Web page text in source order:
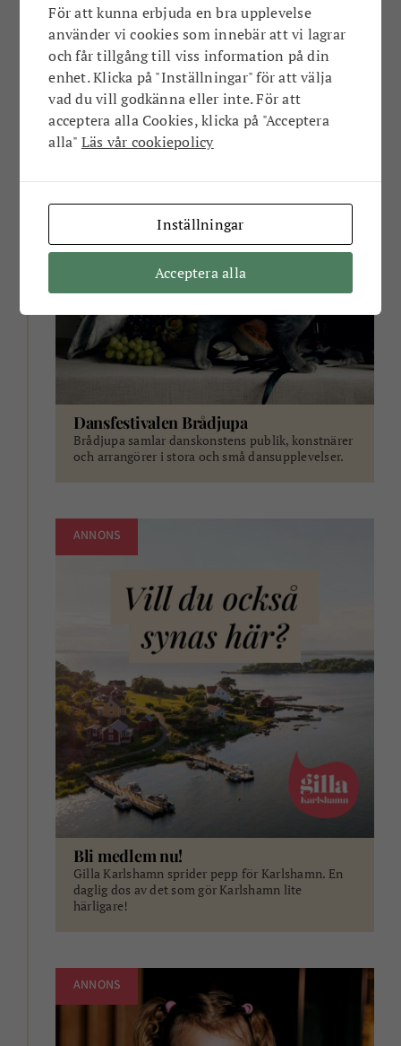
Text: Anna Deutgen
Foto: Privat
ANNONS
Dansfestivalen Brådjupa
Brådjupa samlar danskonstens publik, konstnärer
och arrangörer i stora och små dansupplevelser.
ANNONS
Bli medlem nu!
Gilla Karlshamn sprider pepp för Karlshamn. En
daglig dos av det som gör Karlshamn lite
härligare!
ANNONS
För att kunna erbjuda en bra upplevelse
använder vi cookies som innebär att vi lagrar
och får tillgång till viss information på din
enhet. Klicka på "Inställningar" för att välja
vad du vill godkänna eller inte. För att
acceptera alla Cookies, klicka på "Acceptera
alla" Läs vår cookiepolicy
Inställningar
Acceptera alla